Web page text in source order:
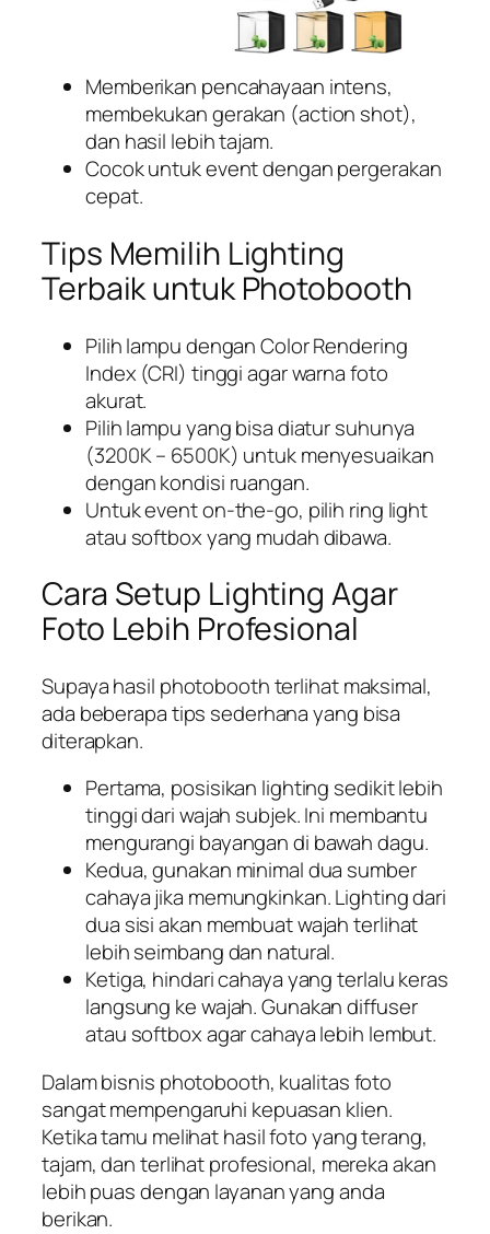
Memberikan pencahayaan intens,
membekukan gerakan (action shot),
dan hasil lebih tajam.
Cocok untuk event dengan pergerakan
cepat.
Tips Memilih Lighting
Terbaik untuk Photobooth
Pilih lampu dengan Color Rendering
Index (CRI) tinggi agar warna foto
akurat.
Pilih lampu yang bisa diatur suhunya
(3200K – 6500K) untuk menyesuaikan
dengan kondisi ruangan.
Untuk event on-the-go, pilih ring light
atau softbox yang mudah dibawa.
Cara Setup Lighting Agar
Foto Lebih Profesional
Supaya hasil photobooth terlihat maksimal,
ada beberapa tips sederhana yang bisa
diterapkan.
Pertama, posisikan lighting sedikit lebih
tinggi dari wajah subjek. Ini membantu
mengurangi bayangan di bawah dagu.
Kedua, gunakan minimal dua sumber
cahaya jika memungkinkan. Lighting dari
dua sisi akan membuat wajah terlihat
lebih seimbang dan natural.
Ketiga, hindari cahaya yang terlalu keras
langsung ke wajah. Gunakan diffuser
atau softbox agar cahaya lebih lembut.
Dalam bisnis photobooth, kualitas foto
sangat mempengaruhi kepuasan klien.
Ketika tamu melihat hasil foto yang terang,
tajam, dan terlihat profesional, mereka akan
lebih puas dengan layanan yang anda
berikan.